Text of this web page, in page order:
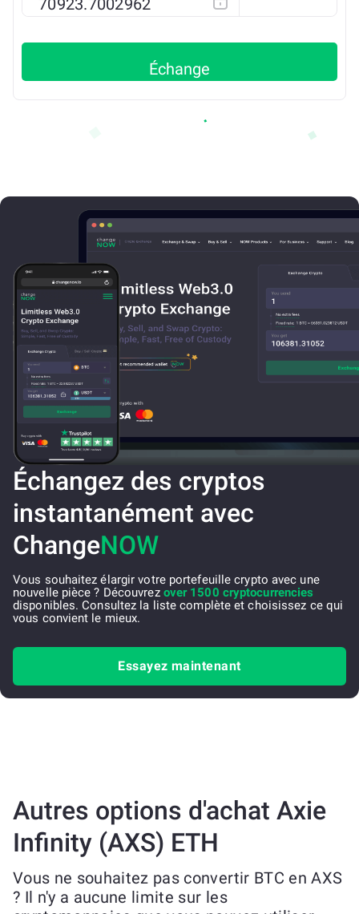
Échange
Échangez des cryptos
instantanément avec
ChangeNOW
Vous souhaitez élargir votre portefeuille crypto avec une
nouvelle pièce ? Découvrez over 1500 cryptocurrencies
disponibles. Consultez la liste complète et choisissez ce qui
vous convient le mieux.
Essayez maintenant
Autres options d'achat Axie
Infinity (AXS) ETH
Vous ne souhaitez pas convertir BTC en AXS
? Il n'y a aucune limite sur les